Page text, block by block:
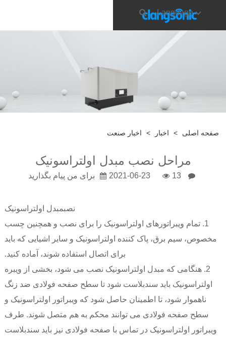
Language
صفحه اصلی > اخبار > اخبار صنعت
مراحل نصب مبدل اولتراسونیک
2021-06-23 13 برای من پیام بگذارید
نصبمبدل اولتراسونیک
1. تمام ویبراتورهای اولتراسونیک را برای نصب و همچنین چسب
مخصوص، سیم برق، پاک کننده اولتراسونیک و سایر اشیایی که باید
برای اتصال استفاده شوند، آماده کنید.
2. هنگامی که مبدل اولتراسونیک نصب می شود، بخشی از ویبره
اولتراسونیک باید سندبلاست شود تا سطح صفحه فولادی ضد زنگ
ناهموار شود، تا اطمینان حاصل شود که ویبراتور اولتراسونیک و
سطح صفحه فولادی می توانند محکم به هم متصل شوند. طرف
ویبراتور اولتراسونیک در تماس با صفحه فولادی نیز باید سندبلاست